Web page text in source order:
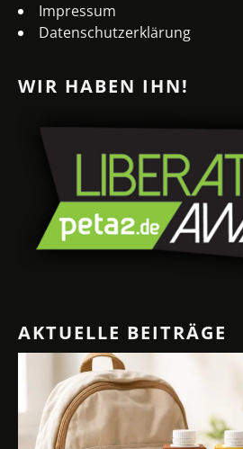
Impressum
Datenschutzerklärung
WIR HABEN IHN!
AKTUELLE BEITRÄGE